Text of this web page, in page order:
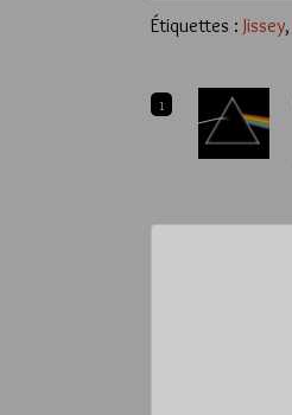
Étiquettes : Jissey,
1